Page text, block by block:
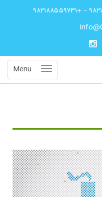
– +۹۸۲۱۸۸۵۵۹۷۳۱
Menu